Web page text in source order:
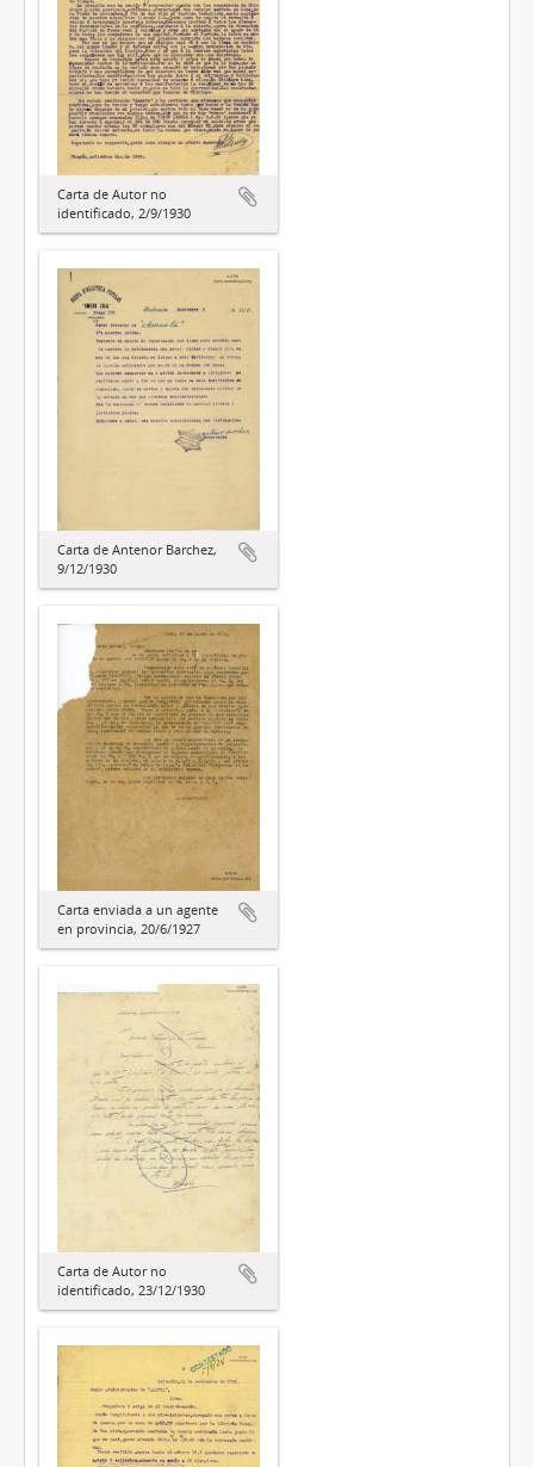
Carta de Autor no
identificado, 2/9/1930
Carta de Antenor Barchez,
9/12/1930
Carta enviada a un agente
en provincia, 20/6/1927
Carta de Autor no
identificado, 23/12/1930